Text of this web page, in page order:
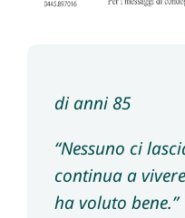
di anni 85
“Nessuno ci
continua a
ha voluto bene.”